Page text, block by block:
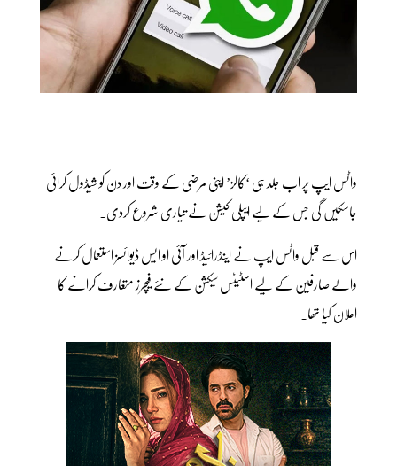
واٹس ایپ پر اب جلد ہی ‘کالز’ اپنی مرضی کے وقت اور دن کو شیڈول کرائی
جاسکیں گی جس کے لیے ایپلی کیشن نے تیاری شروع کردی۔
اس سے قبل واٹس ایپ نے اینڈرائیڈ اور آئی او ایس ڈیوائسز استعمال کرنے
والے صارفین کے لیے اسٹیٹس سیکشن کے نئے فیچرز متعارف کرانے کا
اعلان کیا تھا۔